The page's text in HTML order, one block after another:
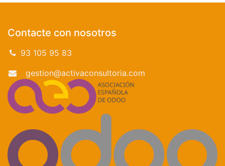
Contacte con nosotros
93 105 95 83
gestion@activaconsultoria.com